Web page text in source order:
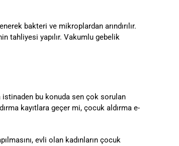
bakteri ve mikroplardan arındırılır.
tahliyesi yapılır. Vakumlu gebelik
istinaden bu konuda sen çok sorulan
kayıtlara geçer mi, çocuk aldırma e-
evli olan kadınların çocuk